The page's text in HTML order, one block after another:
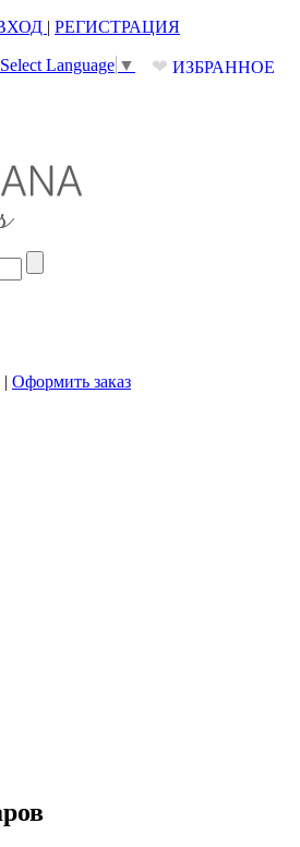
| РЕГИСТРАЦИЯ
❤ ИЗБРАННОЕ
Select Language ▼
| Оформить заказ